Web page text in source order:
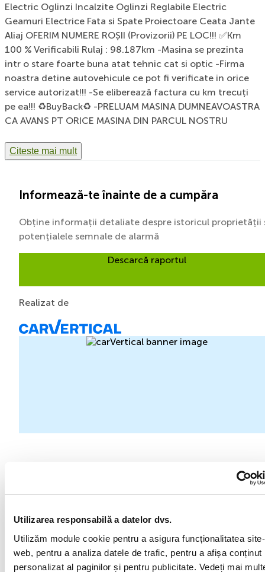
Utilizarea responsabilă a datelor dvs.
Utilizăm module cookie pentru a asigura funcționalitatea
web, pentru a analiza datele de trafic, pentru a afișa conținut
personalizat al paginilor și pentru publicitate. Vedeți mai
Electric Oglinzi Incalzite Oglinzi Reglabile Electric
Geamuri Electrice Fata si Spate Proiectoare Ceata Jante
Aliaj OFERIM NUMERE ROȘII (Provizorii) PE LOC!!! ✅Km
100 % Verificabili Rulaj : 98.187km -Masina se prezinta
intr o stare foarte buna atat tehnic cat si optic -Firma
noastra detine autovehicule ce pot fi verificate in orice
service autorizat!!! -Se eliberează factura cu km trecuți
pe ea!!! ♻️BuyBack♻️ -PRELUAM MASINA DUMNEAVOASTRA
CA AVANS PT ORICE MASINA DIN PARCUL NOSTRU
Citeste mai mult
Informează-te înainte de a cumpăra
Obține informații detaliate despre istoricul proprietății
potențialele semnale de alarmă
Descarcă raportul
Realizat de
Automată/CVT/Robot
Electric